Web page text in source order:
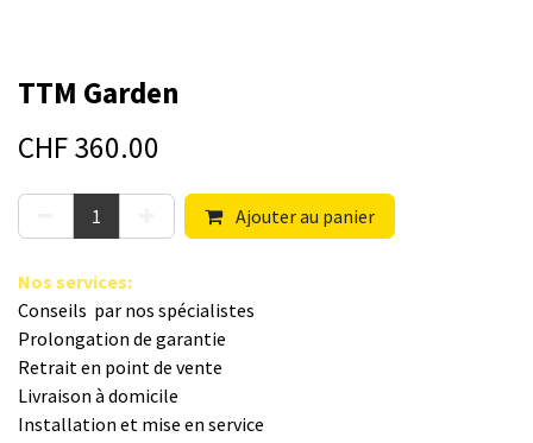
TTM Garden
CHF360.00
Ajouter au panier
Nos s​ervices:
Conseils par nos spé​cialistes
Prolongation de garantie
Retrait en point de vente
Livraison à domicile
Installation et mise en service